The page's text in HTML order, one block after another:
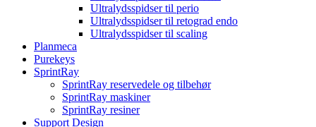
Ultralydsspidser til perio
Ultralydsspidser til retograd endo
Ultralydsspidser til scaling
Planmeca
Purekeys
SprintRay
SprintRay reservedele og tilbehør
SprintRay maskiner
SprintRay resiner
Support Design